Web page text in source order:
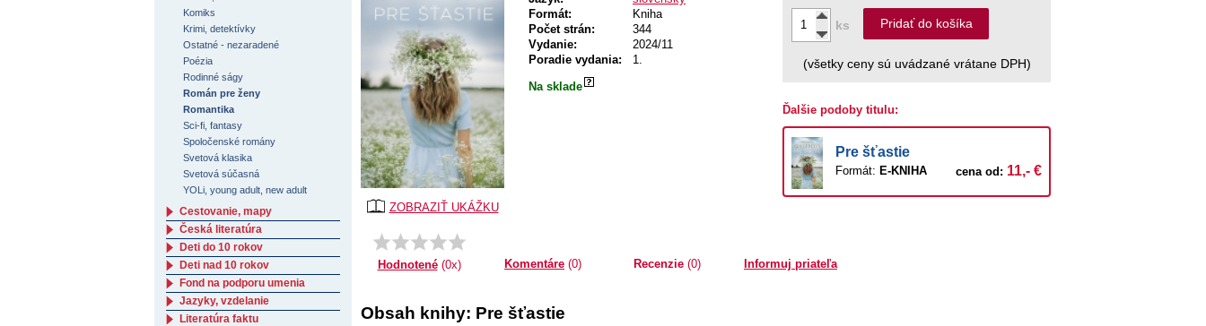
ZOBRAZIŤ UKÁŽKU
Formát:
Kniha
Počet strán:
344
Vydanie:
2024/11
Poradie vydania:
1.
Na sklade
ks Pridať do košíka
(všetky ceny sú uvádzané vrátane DPH)
Ďalšie podoby titulu:
Pre šťastie
Formát: E-KNIHA cena od: 11,- €
Hodnotené(0x) Komentáre (0) Recenzie(0) Informuj priateľa
Obsah knihy: Pre šťastie
Komiks
Krimi, detektívky
Ostatné - nezaradené
Poézia
Rodinné ságy
Román pre ženy
Romantika
Sci-fi, fantasy
Spoločenské romány
Svetová klasika
Svetová súčasná
YOLi, young adult, new adult
Cestovanie, mapy
Česká literatúra
Deti do 10 rokov
Deti nad 10 rokov
Fond na podporu umenia
Jazyky, vzdelanie
Literatúra faktu